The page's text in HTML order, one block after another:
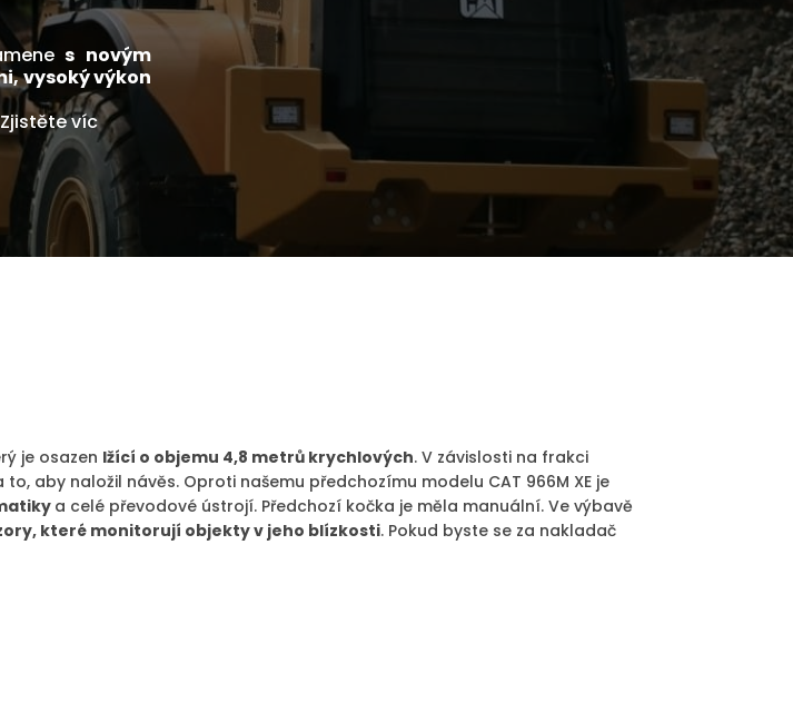
s novým
vysoký výkon
víc
je osazen lžící o objemu 4,8 metrů krychlových. V závislosti na frakci
aby naložil návěs. Oproti našemu předchozímu modelu CAT 966M XE je
a celé převodové ústrojí. Předchozí kočka je měla manuální. Ve výbavě
které monitorují objekty v jeho blízkosti. Pokud byste se za nakladač